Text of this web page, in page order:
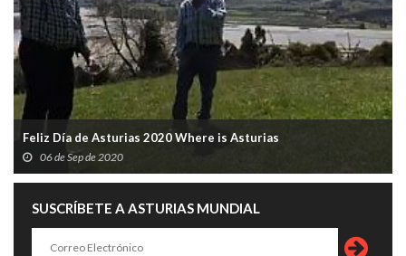
Feliz Día de Asturias 2020 Where is Asturias
06 de Sep de 2020
SUSCRÍBETE A ASTURIAS MUNDIAL